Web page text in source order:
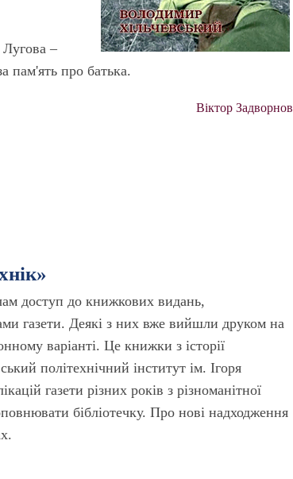
Лугова –
пам'ять про батька.
Віктор Задворнов
доступ до книжкових видань,
газети. Деякі з них вже вийшли друком на
варіанті. Це книжки з історії
політехнічний інститут ім. Ігоря
газети різних років з різноманітної
бібліотечку. Про нові надходження